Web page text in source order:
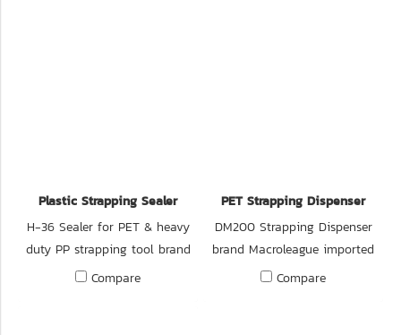
Plastic Strapping Sealer
H-36 Sealer for PET & heavy
duty PP strapping tool brand
TRANSPAK imported from
Compare
PET Strapping Dispenser
DM200 Strapping Dispenser
brand Macroleague imported
from Taiwan.
Compare